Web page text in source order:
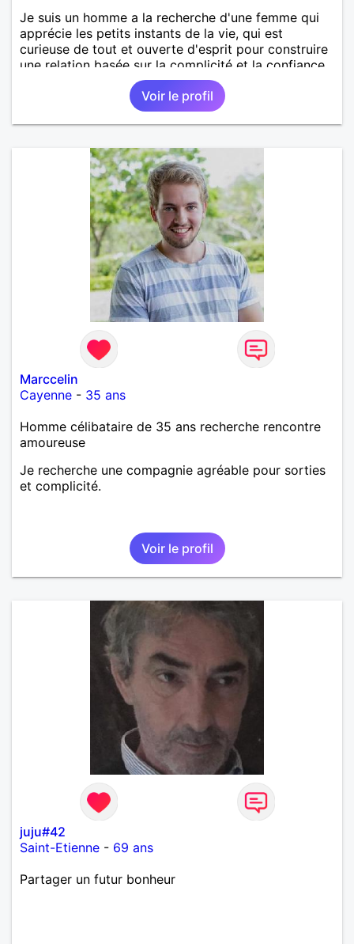
Je suis un homme a la recherche d'une femme qui
apprécie les petits instants de la vie, qui est
curieuse de tout et ouverte d'esprit pour construire
une relation basée sur la complicité et la confiance
Voir le profil
Marccelin
Cayenne - 35 ans
Homme célibataire de 35 ans recherche rencontre
amoureuse
Je recherche une compagnie agréable pour sorties
et complicité.
Voir le profil
juju#42
Saint-Etienne - 69 ans
Partager un futur bonheur